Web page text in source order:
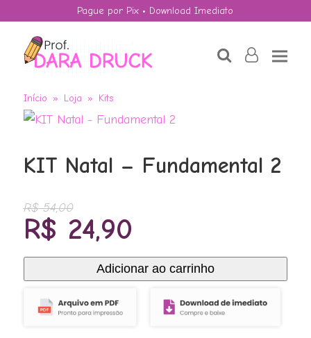
Pague por Pix • Download Imediato
searchuser-
Início » Loja » Kits
KIT Natal – Fundamental 2
R$54,00
O
preço
original
era:
R$ 54,00.
R$ 24,90
preço
atual
R$ 24,90.
KIT
Natal
Adicionar ao carrinho